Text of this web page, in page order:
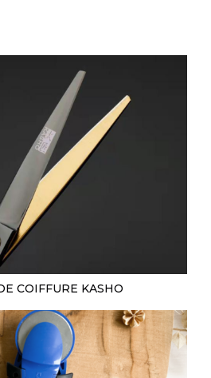
COIFFURE KASHO